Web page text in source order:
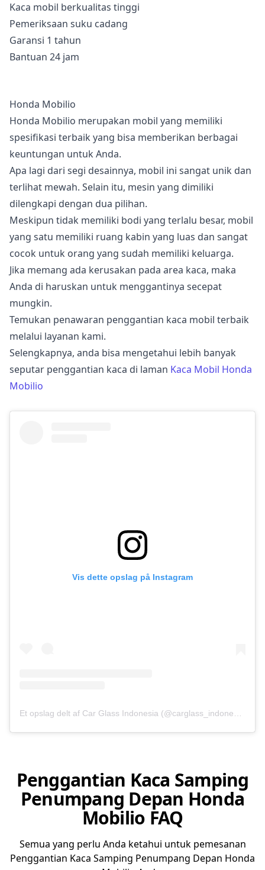
Kaca mobil berkualitas tinggi
Pemeriksaan suku cadang
Garansi 1 tahun
Bantuan 24 jam
Honda Mobilio
Honda Mobilio merupakan mobil yang memiliki
spesifikasi terbaik yang bisa memberikan berbagai
keuntungan untuk Anda.
Apa lagi dari segi desainnya, mobil ini sangat unik dan
terlihat mewah. Selain itu, mesin yang dimiliki
dilengkapi dengan dua pilihan.
Meskipun tidak memiliki bodi yang terlalu besar, mobil
yang satu memiliki ruang kabin yang luas dan sangat
cocok untuk orang yang sudah memiliki keluarga.
Jika memang ada kerusakan pada area kaca, maka
Anda di haruskan untuk menggantinya secepat
mungkin.
Temukan penawaran penggantian kaca mobil terbaik
melalui layanan kami.
Selengkapnya, anda bisa mengetahui lebih banyak
seputar penggantian kaca di laman Kaca Mobil Honda
Mobilio
Vis dette opslag på Instagram
Penggantian Kaca Samping
Penumpang Depan Honda
Mobilio FAQ
Semua yang perlu Anda ketahui untuk pemesanan
Penggantian Kaca Samping Penumpang Depan Honda